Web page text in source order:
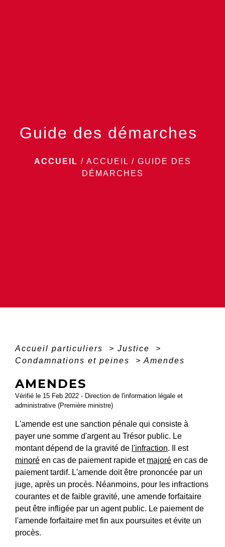
Guide des démarches
ACCUEIL / ACCUEIL / GUIDE DES
DÉMARCHES
Accueil particuliers > Justice
>
Condamnations et peines
> Amendes
AMENDES
Vérifié le 15 Feb 2022 - Direction de l'information légale et
administrative (Première ministre)
L'amende est une sanction pénale qui consiste à
payer une somme d'argent au Trésor public. Le
montant dépend de la gravité de l'infraction. Il est
minoré en cas de paiement rapide et majoré en cas de
paiement tardif. L'amende doit être prononcée par un
juge, après un procès. Néanmoins, pour les infractions
courantes et de faible gravité, une amende forfaitaire
peut être infligée par un agent public. Le paiement de
l'amende forfaitaire met fin aux poursuites et évite un
procès.